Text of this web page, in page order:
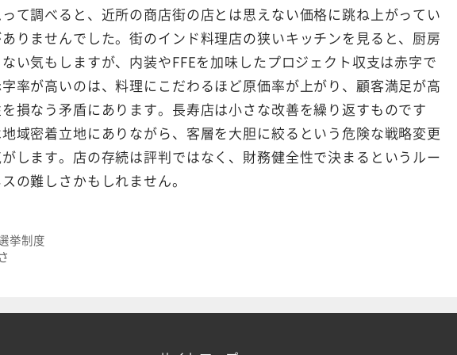
て調べると、近所の商店街の店とは思えない価格に跳ね上がってい
りませんでした。街のインド料理店の狭いキッチンを見ると、厨房
い気もしますが、内装やFFEを加味したプロジェクト収支は赤字で
率が高いのは、料理にこだわるほど原価率が上がり、顧客満足が高
損なう矛盾にあります。長寿店は小さな改善を繰り返すものです
域密着立地にありながら、客層を大胆に絞るという危険な戦略変更
します。店の存続は評判ではなく、財務健全性で決まるというルー
の難しさかもしれません。
挙制度